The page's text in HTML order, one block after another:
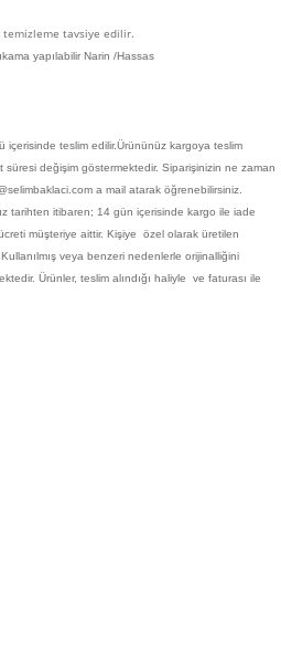
temizleme tavsiye edilir.
yapılabilir Narin /Hassas
içerisinde teslim edilir.Ürününüz kargoya teslim
değişim göstermektedir. Siparişinizin ne zaman
a mail atarak öğrenebilirsiniz.
tarihten itibaren; 14 gün içerisinde kargo ile iade
müşteriye aittir. Kişiye
özel olarak üretilen
veya benzeri nedenlerle orijinalliğini
Ürünler, teslim alındığı haliyle ve faturası ile